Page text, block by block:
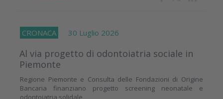
CRONACA 30 Luglio 2026
Al via progetto di odontoiatria sociale in
Piemonte
Regione Piemonte e Consulta delle Fondazioni di Origine
Bancaria finanziano progetto screening neonatale e